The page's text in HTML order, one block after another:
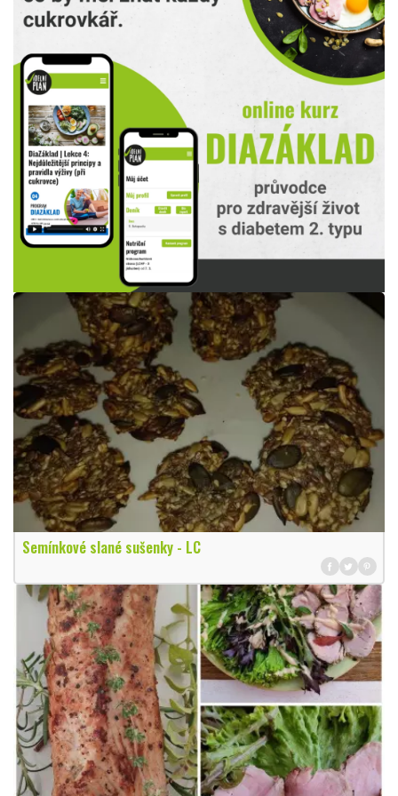
Semínkové slané sušenky - LC